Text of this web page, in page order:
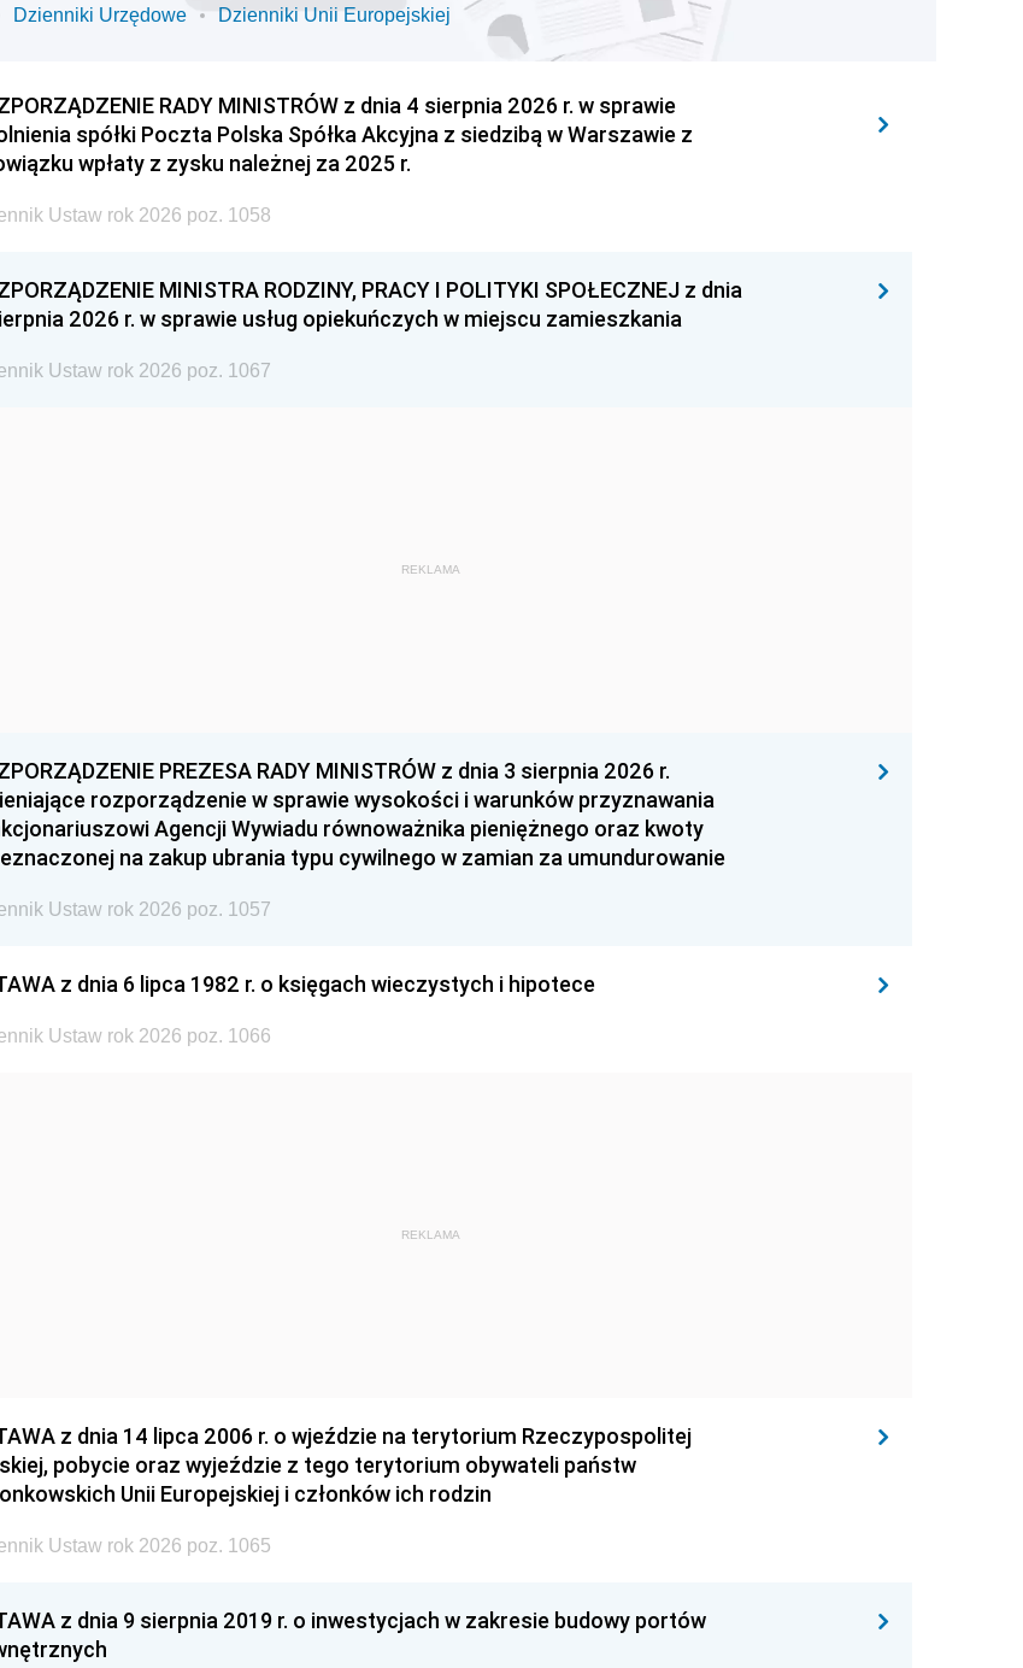
Dzienniki Urzędowe Dzienniki Unii Europejskiej
RADY MINISTRÓW z dnia 4 sierpnia 2026 r. w sprawie
spółki Poczta Polska Spółka Akcyjna z siedzibą w Warszawie z
wpłaty z zysku należnej za 2025 r.
Ustaw rok 2026 poz. 1058
MINISTRA RODZINY, PRACY I POLITYKI SPOŁECZNEJ z dnia
2026 r. w sprawie usług opiekuńczych w miejscu zamieszkania
Ustaw rok 2026 poz. 1067
REKLAMA
PREZESA RADY MINISTRÓW z dnia 3 sierpnia 2026 r.
rozporządzenie w sprawie wysokości i warunków przyznawania
Agencji Wywiadu równoważnika pieniężnego oraz kwoty
na zakup ubrania typu cywilnego w zamian za umundurowanie
Ustaw rok 2026 poz. 1057
z dnia 6 lipca 1982 r. o księgach wieczystych i hipotece
Ustaw rok 2026 poz. 1066
REKLAMA
z dnia 14 lipca 2006 r. o wjeździe na terytorium Rzeczypospolitej
pobycie oraz wyjeździe z tego terytorium obywateli państw
Unii Europejskiej i członków ich rodzin
Ustaw rok 2026 poz. 1065
z dnia 9 sierpnia 2019 r. o inwestycjach w zakresie budowy portów